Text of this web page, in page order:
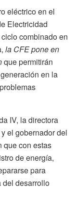
eléctrico en el
Electricidad
combinado en
la CFE pone en
que permitirán
en la
IV, la directora
el gobernador del
que con estas
de energía,
para
del desarrollo